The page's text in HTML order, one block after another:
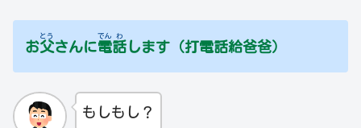
お父
とう
さんに電
でん
話
わ
します（打電話給爸爸）
もしもし？